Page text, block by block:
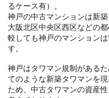
るケース有）。
神戸の中古マンションは新
大阪北区中央区西区などの
較しても神戸のマンション
す。
神戸はタワマン規制がある
てのような新築タワマンを
ため、中古タワマンの資産